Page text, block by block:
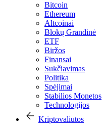
Bitcoin
Ethereum
Altcoinai
Blokų Grandinė
ETF
Biržos
Finansai
Sukčiavimas
Politika
Spėjimai
Stabilios Monetos
Technologijos
Kriptovaliutos